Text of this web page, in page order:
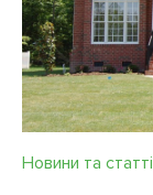
Новини та статті